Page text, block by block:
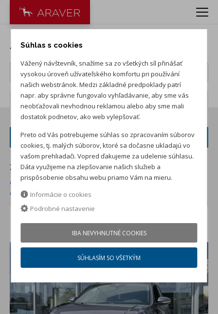
Autá Volkswagen
Počet záznamov: 181
FILTER VOZIDIEL
Zoradiť podľa:
od najnižšej ceny skladom
od najvyššej ceny skladom
od najvyššej zľavy
od najnižšej ceny
VW T-Cross 1.0 TSI R-Line Limited
jazdené auto (rok 2025, 19700 km)
Súhlas s cookies
Vážený návštevník, snažíme sa zo všetkých síl přinášať
vysokou úroveň užívateľského komfortu pri používání
našich webstránok. Medzi základné predpoklady patrí
napr. aby správne fungovalo vyhľadávanie, aby sme vás
neobťažovali nevhodnou reklamou alebo aby sme mali
dostatok podnetov, ako web vylepšovať.
Preto od Vás potrebujeme súhlas so zpracovaním súborov
cookies, tj. malých súborov, ktoré sa dočasne ukladajú vo
vašom prehliadači. Vopred ďakujeme za udelenie súhlasu.
Dáta využijeme na zlepšovanie našich služieb a
prispôsobenie obsahu webu priamo Vám na mieru.
Informácie o cookies
Podrobné nastavenie
IBA NEVYHNUTNÉ COOKIES
SÚHLASÍM SO VŠETKÝM